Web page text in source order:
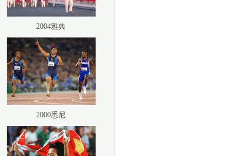
2004雅典
2000悉尼